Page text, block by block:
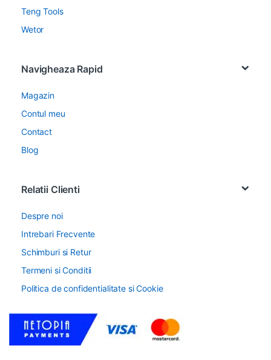
Teng Tools
Wetor
Navigheaza Rapid
Magazin
Contul meu
Contact
Blog
Relatii Clienti
Despre noi
Intrebari Frecvente
Schimburi si Retur
Termeni si Conditii
Politica de confidentialitate si Cookie